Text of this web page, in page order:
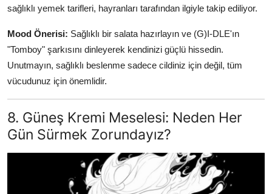
sağlıklı yemek tarifleri, hayranları tarafından ilgiyle takip ediliyor.
Mood Önerisi: Sağlıklı bir salata hazırlayın ve (G)I-DLE'ın
"Tomboy" şarkısını dinleyerek kendinizi güçlü hissedin.
Unutmayın, sağlıklı beslenme sadece cildiniz için değil, tüm
vücudunuz için önemlidir.
8. Güneş Kremi Meselesi: Neden Her
Gün Sürmek Zorundayız?